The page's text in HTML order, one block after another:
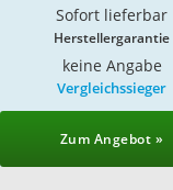
Sofort lieferbar
Herstellergarantie
keine Angabe
Vergleichssieger
Zum Angebot »